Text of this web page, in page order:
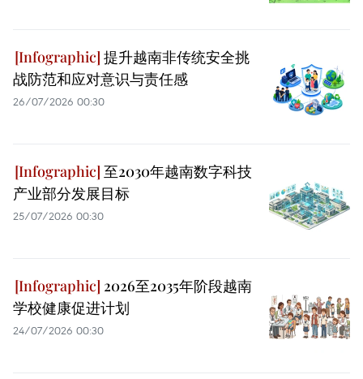
提升越南非传统安全挑
战防范和应对意识与责任感
26/07/2026 00:30
至2030年越南数字科技
产业部分发展目标
25/07/2026 00:30
2026至2035年阶段越南
学校健康促进计划
24/07/2026 00:30